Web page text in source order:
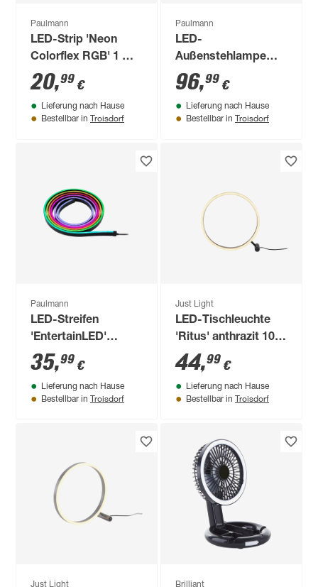
Paulmann
LED-Strip 'Neon
Colorflex RGB' 1 m 5
W inklusive
Kabelschalter weiß
20,99 €
Lieferung nach Hause
Bestellbar in Troisdorf
Paulmann
LED-
Außenstehlampe
'Plug & Shine' 260 lm
RGB - tunable white
IP 44 Ø 20 x 40 cm
96,99 €
Lieferung nach Hause
Bestellbar in Troisdorf
Paulmann
LED-Streifen
'EntertainLED'
schwarz 3 m 5 W
35,99 €
Lieferung nach Hause
Bestellbar in Troisdorf
Just Light
LED-Tischleuchte
'Ritus' anthrazit 10 x
28 x 28,5 cm
44,99 €
Lieferung nach Hause
Bestellbar in Troisdorf
Just Light Brilliant